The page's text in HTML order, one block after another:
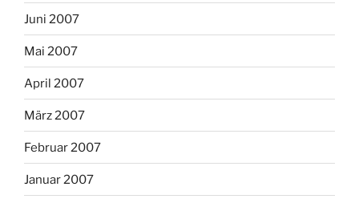
Juni 2007
Mai 2007
April 2007
März 2007
Februar 2007
Januar 2007